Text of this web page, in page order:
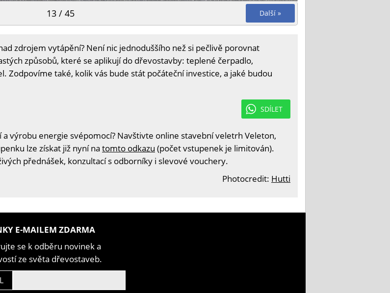
Další »
13 / 45
zdrojem vytápění? Není nic jednoduššího než si pečlivě porovnat
způsobů, které se aplikují do dřevostavby: teplené čerpadlo,
Zodpovíme také, kolik vás bude stát počáteční investice, a jaké budou
SDÍLET
výrobu energie svépomocí? Navštivte online stavební veletrh Veleton,
lze získat již nyní na tomto odkazu (počet vstupenek je limitován).
přednášek, konzultací s odborníky i slevové vouchery.
Photocredit: Hutti
E-MAILEM ZDARMA
se k odběru novinek a
ze světa dřevostaveb.